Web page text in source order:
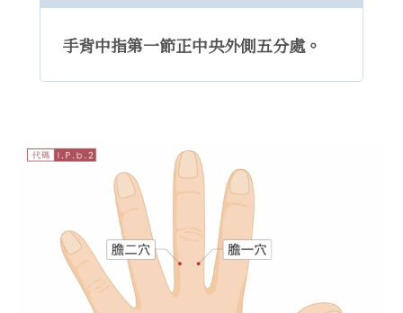
手背中指第一節正中央外側五分處。